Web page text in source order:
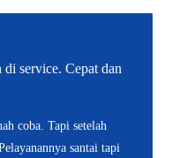
service. Cepat dan
coba. Tapi setelah
santai tapi